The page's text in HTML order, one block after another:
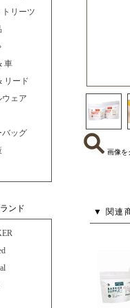
トリーツ
車
リード
ウェア
バッグ
ンド
画像を
関連